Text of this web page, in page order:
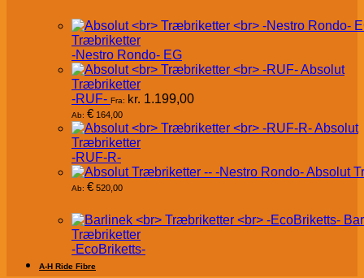
Træbriketter
-Nestro Rondo- EG
Absolut
Træbriketter
-RUF- Fra: kr. 1.199,00
Ab: € 164,00
Absolut
Træbriketter
-RUF-R-
Absolut
Ab: € 520,00
Træbriketter
-EcoBriketts-
A-H Ride Fibre